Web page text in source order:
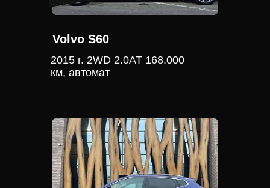
2015 г. 2WD 2.0АТ 168.000
км, автомат
Volvo S60